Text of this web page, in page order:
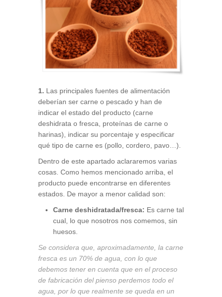
1. Las principales fuentes de alimentación
deberían ser carne o pescado y han de
indicar el estado del producto (carne
deshidrata o fresca, proteínas de carne o
harinas), indicar su porcentaje y especificar
qué tipo de carne es (pollo, cordero, pavo…).
Dentro de este apartado aclararemos varias
cosas. Como hemos mencionado arriba, el
producto puede encontrarse en diferentes
estados. De mayor a menor calidad son:
Carne deshidratada/fresca: Es carne tal
cual, lo que nosotros nos comemos, sin
huesos.
Se considera que, aproximadamente, la carne
fresca es un 70% de agua, con lo que
debemos tener en cuenta que en el proceso
de fabricación del pienso perdemos todo el
agua, por lo que realmente se queda en un